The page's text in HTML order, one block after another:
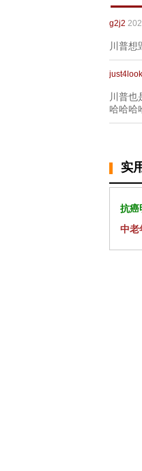
g2j2
川普想
just4look
川普也
哈哈哈
实
抗癌
中老